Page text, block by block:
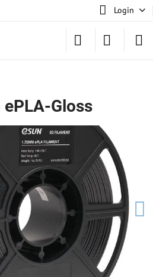
Login
Gloss